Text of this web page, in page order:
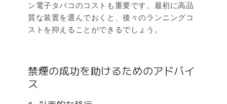
ン電子タバコのコストも重要です。最初に高品
質な装置を選んでおくと、後々のランニングコ
ストを抑えることができるでしょう。
禁煙の成功を助けるためのアドバイ
ス